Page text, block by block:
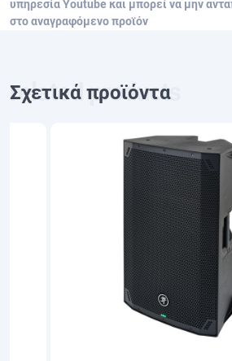
υπηρεσία Youtube και μπορεί να μην
στο αναγραφόμενο προϊόν
Σχετικά προϊόντα